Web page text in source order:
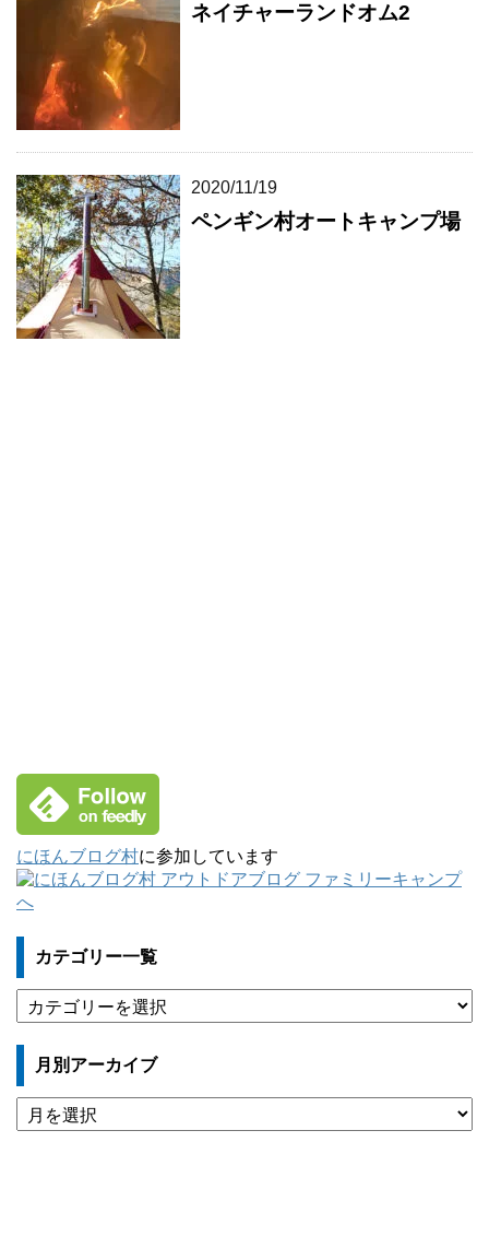
ネイチャーランドオム2
2020/11/19
ペンギン村オートキャンプ場
にほんブログ村に参加しています
カテゴリー一覧
テ
ゴ
ー
一
覧
月別アーカイブ
月
別